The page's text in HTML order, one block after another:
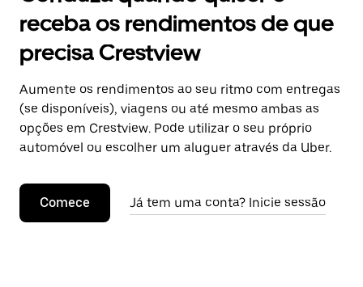
receba os rendimentos de que
precisa Crestview
Aumente os rendimentos ao seu ritmo com entregas
(se disponíveis), viagens ou até mesmo ambas as
opções em Crestview. Pode utilizar o seu próprio
automóvel ou escolher um aluguer através da Uber.
Comece Já tem uma conta? Inicie sessão